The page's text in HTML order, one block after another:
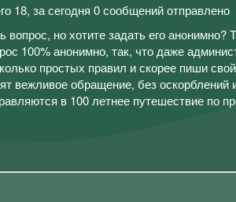
18, за сегодня 0 сообщений отправлено
вопрос, но хотите задать его
100% анонимно, так, что даже
простых правил и скорее пиши
вежливое обращение, без оскорблений
в 100 летнее путешествие по